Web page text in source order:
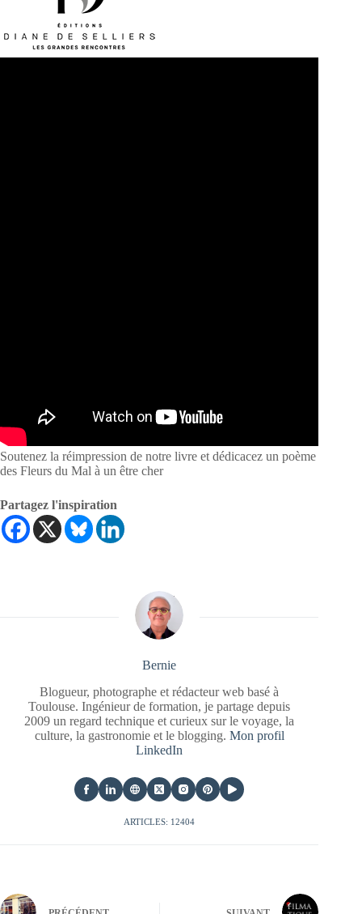
Soutenez la réimpression de notre livre et dédicacez un poème
des Fleurs du Mal à un être cher
Partagez l'inspiration
Bernie
Blogueur, photographe et rédacteur web basé à
Toulouse. Ingénieur de formation, je partage depuis
2009 un regard technique et curieux sur le voyage, la
culture, la gastronomie et le blogging. Mon profil
LinkedIn
ARTICLES: 12404